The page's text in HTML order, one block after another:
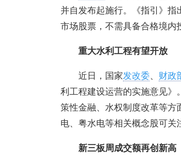
并自发布起施行。《指引》
市场股票，不需具备合格境内
重大水利工程有望开放
近日，国家发改委、 财政
利工程建设运营的实施意见》
策性金融、水权制度改革等方
电、粤水电等相关概念股可关
新三板周成交额再创新高